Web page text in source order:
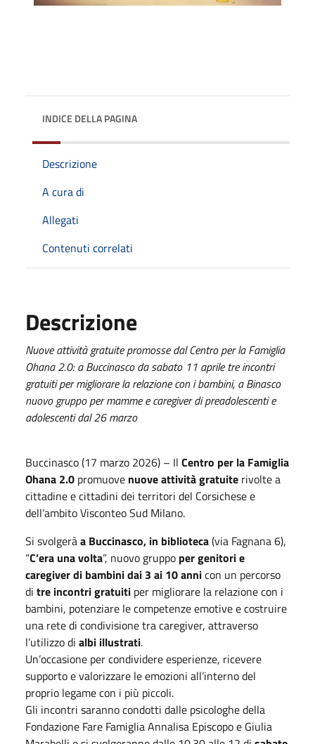
INDICE DELLA PAGINA
Descrizione
A cura di
Allegati
Contenuti correlati
Descrizione
Nuove attività gratuite promosse dal Centro per la Famiglia
Ohana 2.0: a Buccinasco da sabato 11 aprile tre incontri
gratuiti per migliorare la relazione con i bambini, a Binasco
nuovo gruppo per mamme e caregiver di preadolescenti e
adolescenti dal 26 marzo
Buccinasco (17 marzo 2026) – Il Centro per la Famiglia
Ohana 2.0 promuove nuove attività gratuite rivolte a
cittadine e cittadini dei territori del Corsichese e
dell’ambito Visconteo Sud Milano.
Si svolgeràa Buccinasco, in biblioteca(via Fagnana 6),
“C’era una volta”, nuovo gruppo per genitori e
caregiver di bambini dai 3 ai 10 annicon un percorso
di tre incontri gratuiti per migliorare la relazione con i
bambini, potenziare le competenze emotive e costruire
una rete di condivisione tra caregiver, attraverso
l’utilizzo di albi illustrati.
Un’occasione per condividere esperienze, ricevere
supporto e valorizzare le emozioni all’interno del
proprio legame con i più piccoli.
Gli incontri saranno condotti dalle psicologhe della
Fondazione Fare Famiglia Annalisa Episcopo e Giulia